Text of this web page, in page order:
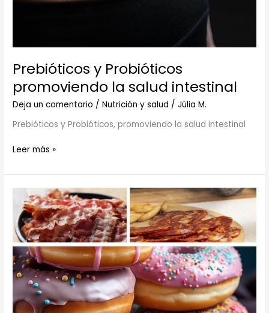
Prebióticos y Probióticos
promoviendo la salud intestinal
Deja un comentario /Nutrición y salud /Júlia M.
Prebióticos y Probióticos, promoviendo la salud intestinal
Leer más »
Alimentos
evitar
en
el
desayuno
para
una
alimentación
saludable